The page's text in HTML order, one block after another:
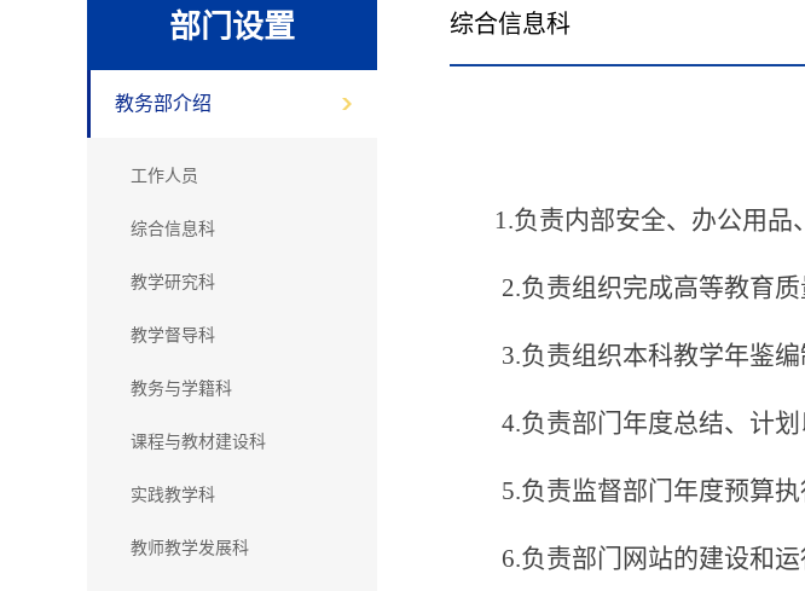
部门设置
教务部介绍
工作人员
综合信息科
教学研究科
教学督导科
教务与学籍科
课程与教材建设科
实践教学科
教师教学发展科
综合信息科
1.负责内部安全、办公用品
2.负责组织完成高等教育
3.负责组织本科教学年鉴编
4.负责部门年度总结、计
5.负责监督部门年度预算执
6.负责部门网站的建设和运